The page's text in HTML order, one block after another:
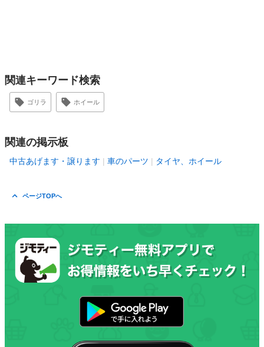
関連キーワード検索
ゴリラ ホイール
関連の掲示板
中古あげます・譲ります 車のパーツ タイヤ、ホイール
ページTOPへ